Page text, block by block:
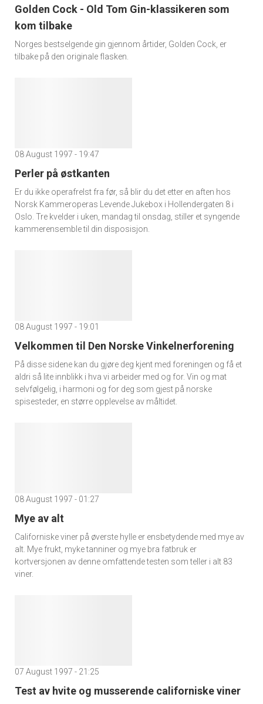
Golden Cock - Old Tom Gin-klassikeren som
kom tilbake
Norges bestselgende gin gjennom årtider, Golden Cock, er
tilbake på den originale flasken.
08 August 1997 - 19:47
Perler på østkanten
Er du ikke operafrelst fra før, så blir du det etter en aften hos
Norsk Kammeroperas Levende Jukebox i Hollendergaten 8 i
Oslo. Tre kvelder i uken, mandag til onsdag, stiller et syngende
kammerensemble til din disposisjon.
08 August 1997 - 19:01
Velkommen til Den Norske Vinkelnerforening
På disse sidene kan du gjøre deg kjent med foreningen og få et
aldri så lite innblikk i hva vi arbeider med og for. Vin og mat
selvfølgelig, i harmoni og for deg som gjest på norske
spisesteder, en større opplevelse av måltidet.
08 August 1997 - 01:27
Mye av alt
Californiske viner på øverste hylle er ensbetydende med mye av
alt. Mye frukt, myke tanniner og mye bra fatbruk er
kortversjonen av denne omfattende testen som teller i alt 83
viner.
07 August 1997 - 21:25
Test av hvite og musserende californiske viner